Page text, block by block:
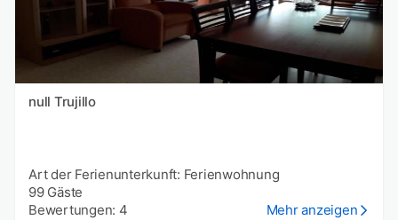
null Trujillo
Art der Ferienunterkunft: Ferienwohnung
99 Gäste
Bewertungen: 4
Mehr anzeigen